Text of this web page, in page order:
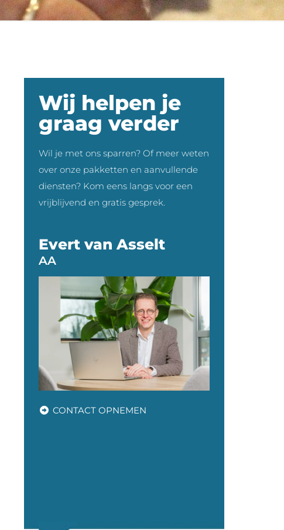
Wij helpen je
graag verder
Wil je met ons sparren? Of meer weten
over onze pakketten en aanvullende
diensten? Kom eens langs voor een
vrijblijvend en gratis gesprek.
Evert van Asselt
AA
CONTACT OPNEMEN